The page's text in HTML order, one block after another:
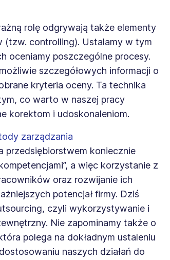
rolę odgrywają także elementy
(tzw. controlling). Ustalamy w tym
oceniamy poszczególne procesy.
szczegółowych informacji o
kryteria oceny. Ta technika
co warto w naszej pracy
korektom i udoskonaleniom.
zarządzania
przedsiębiorstwem koniecznie
a więc korzystanie z
oraz rozwijanie ich
potencjał firmy. Dziś
czyli wykorzystywanie i
Nie zapominamy także o
polega na dokładnym ustaleniu
naszych działań do